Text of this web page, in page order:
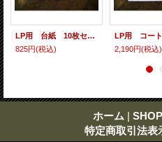
LP用 台紙 10枚セット
825円(税込)
2,190円(税込)
ホーム |
特定商取引法表